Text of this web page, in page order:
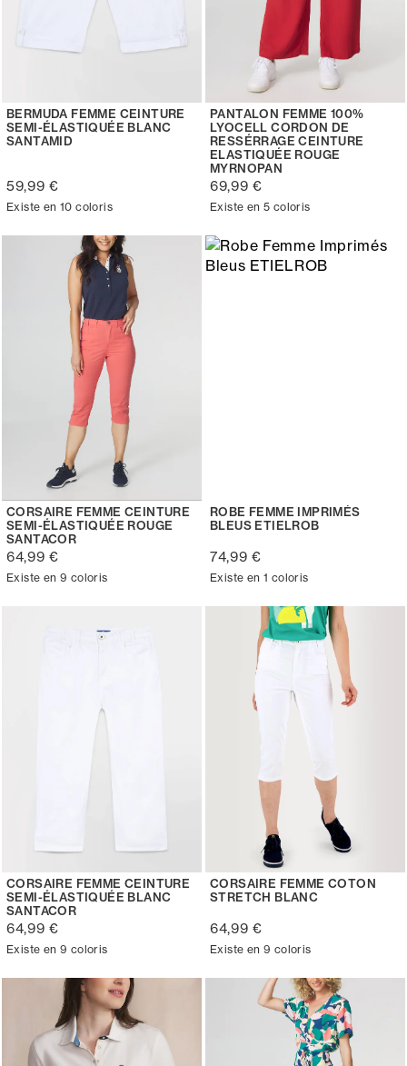
BERMUDA FEMME CEINTURE
SEMI-ÉLASTIQUÉE BLANC
SANTAMID
59,99 €
Existe en 10 coloris
PANTALON FEMME 100%
LYOCELL CORDON DE
RESSÉRRAGE CEINTURE
ELASTIQUÉE ROUGE
MYRNOPAN
69,99 €
Existe en 5 coloris
CORSAIRE FEMME CEINTURE
SEMI-ÉLASTIQUÉE ROUGE
SANTACOR
64,99 €
Existe en 9 coloris
ROBE FEMME IMPRIMÉS
BLEUS ETIELROB
74,99 €
Existe en 1 coloris
CORSAIRE FEMME CEINTURE
SEMI-ÉLASTIQUÉE BLANC
SANTACOR
64,99 €
Existe en 9 coloris
CORSAIRE FEMME COTON
STRETCH BLANC
64,99 €
Existe en 9 coloris